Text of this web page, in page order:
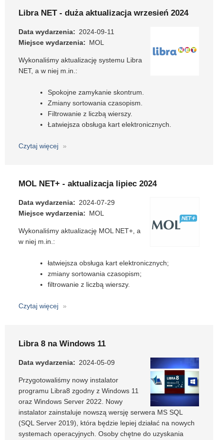
Libra NET - duża aktualizacja wrzesień 2024
Data wydarzenia
2024-09-11
Miejsce wydarzenia
MOL
Wykonaliśmy aktualizację systemu Libra
NET, a w niej m.in.:
Spokojne zamykanie skontrum.
Zmiany sortowania czasopism.
Filtrowanie z liczbą wierszy.
Łatwiejsza obsługa kart elektronicznych.
Czytaj więcej
o
duża
aktualizacja
wrzesień
MOL NET+ - aktualizacja lipiec 2024
Data wydarzenia
2024-07-29
Miejsce wydarzenia
MOL
Wykonaliśmy aktualizację MOL NET+, a
w niej m.in.:
łatwiejsza obsługa kart elektronicznych;
zmiany sortowania czasopism;
filtrowanie z liczbą wierszy.
Czytaj więcej
o
aktualizacja
lipiec
Libra 8 na Windows 11
Data wydarzenia 2024-05-09
Przygotowaliśmy nowy instalator
programu Libra8 zgodny z Windows 11
oraz Windows Server 2022. Nowy
instalator zainstaluje nowszą wersję serwera MS SQL
(SQL Server 2019), która będzie lepiej działać na nowych
systemach operacyjnych. Osoby chętne do uzyskania